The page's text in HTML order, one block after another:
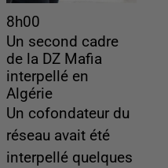
8h00
Un second cadre
de la DZ Mafia
interpellé en
Algérie
Un cofondateur du
réseau avait été
interpellé quelques